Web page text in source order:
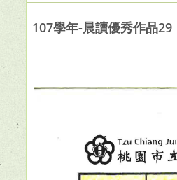
107學年-晨讀優秀作品29